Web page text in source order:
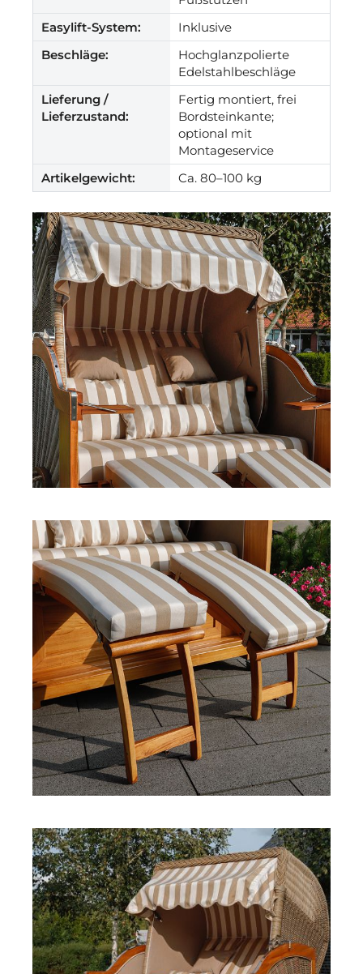
Easylift-System:
Inklusive
Beschläge:
Hochglanzpolierte
Edelstahlbeschläge
Lieferung /
Lieferzustand:
Fertig montiert, frei
Bordsteinkante;
optional mit
Montageservice
Artikelgewicht:
Ca. 80–100 kg